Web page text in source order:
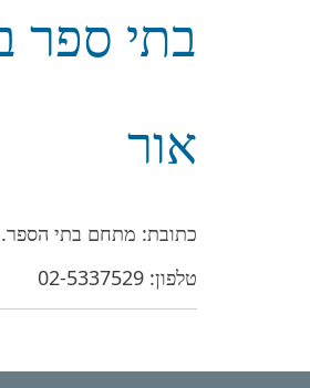
בתי ספר
אור
כתובת: מתחם בתי הספר. אשד 1,
טלפון: 02-5337529